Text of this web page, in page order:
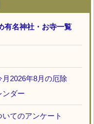
有名神社・お寺一覧
月2026年8月の厄除
ンダー
てのアンケート